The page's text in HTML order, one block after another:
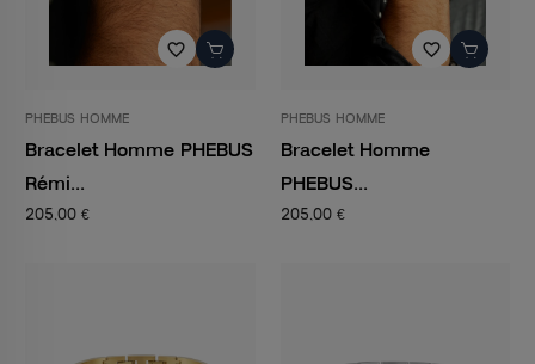
favorite_border
PHEBUS HOMME
Bracelet Homme PHEBUS
Rémi...
205,00 €
favorite_border
PHEBUS HOMME
Bracelet Homme
PHEBUS...
205,00 €